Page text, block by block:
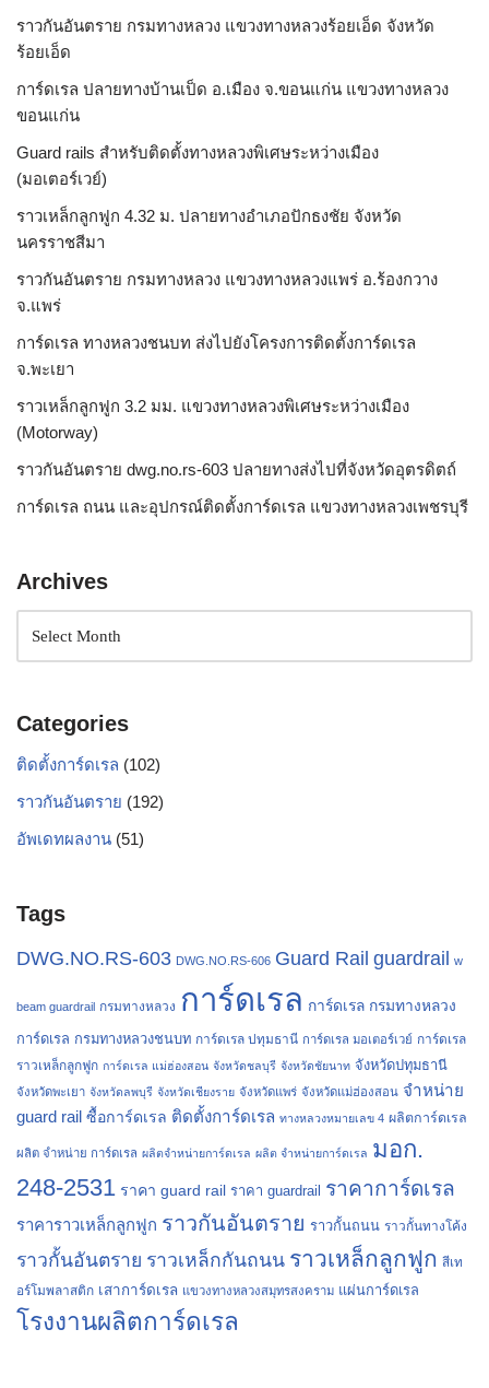
ราวกันอันตราย กรมทางหลวง แขวงทางหลวงร้อยเอ็ด จังหวัด
ร้อยเอ็ด
การ์ดเรล ปลายทางบ้านเป็ด อ.เมือง จ.ขอนแก่น แขวงทางหลวง
ขอนแก่น
Guard rails สำหรับติดตั้งทางหลวงพิเศษระหว่างเมือง
(มอเตอร์เวย์)
ราวเหล็กลูกฟูก 4.32 ม. ปลายทางอำเภอปักธงชัย จังหวัด
นครราชสีมา
ราวกันอันตราย กรมทางหลวง แขวงทางหลวงแพร่ อ.ร้องกวาง
จ.แพร่
การ์ดเรล ทางหลวงชนบท ส่งไปยังโครงการติดตั้งการ์ดเรล
จ.พะเยา
ราวเหล็กลูกฟูก 3.2 มม. แขวงทางหลวงพิเศษระหว่างเมือง
(Motorway)
ราวกันอันตราย dwg.no.rs-603 ปลายทางส่งไปที่จังหวัดอุตรดิตถ์
การ์ดเรล ถนน และอุปกรณ์ติดตั้งการ์ดเรล แขวงทางหลวงเพชรบุรี
Archives
Categories
ติดตั้งการ์ดเรล (102)
ราวกันอันตราย (192)
อัพเดทผลงาน (51)
Tags
DWG.NO.RS-603 DWG.NO.RS-606 Guard Rail guardrail w
beam guardrail กรมทางหลวง การ์ดเรล การ์ดเรล กรมทางหลวง
การ์ดเรล กรมทางหลวงชนบท การ์ดเรล ปทุมธานี การ์ดเรล มอเตอร์เวย์ การ์ดเรล
ราวเหล็กลูกฟูก การ์ดเรล แม่ฮ่องสอน จังหวัดชลบุรี จังหวัดชัยนาท จังหวัดปทุมธานี
จังหวัดพะเยา จังหวัดลพบุรี จังหวัดเชียงราย จังหวัดแพร่ จังหวัดแม่ฮ่องสอน จำหน่าย
guard rail ซื้อการ์ดเรล ติดตั้งการ์ดเรล ทางหลวงหมายเลข 4 ผลิตการ์ดเรล
ผลิต จำหน่าย การ์ดเรล ผลิตจำหน่ายการ์ดเรล ผลิต จำหน่ายการ์ดเรล มอก.
248-2531 ราคา guard rail ราคา guardrail ราคาการ์ดเรล
ราคาราวเหล็กลูกฟูก ราวกันอันตราย ราวกั้นถนน ราวกั้นทางโค้ง
ราวกั้นอันตราย ราวเหล็กกันถนน ราวเหล็กลูกฟูก สีเท
อร์โมพลาสติก เสาการ์ดเรล แขวงทางหลวงสมุทรสงคราม แผ่นการ์ดเรล
โรงงานผลิตการ์ดเรล